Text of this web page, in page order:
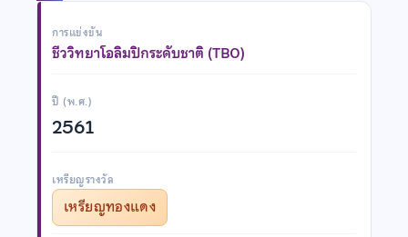
การแข่งขัน
ชีววิทยาโอลิมปิกระดับชาติ (TBO)
ปี (พ.ศ.)
2561
เหรียญรางวัล
เหรียญทองแดง